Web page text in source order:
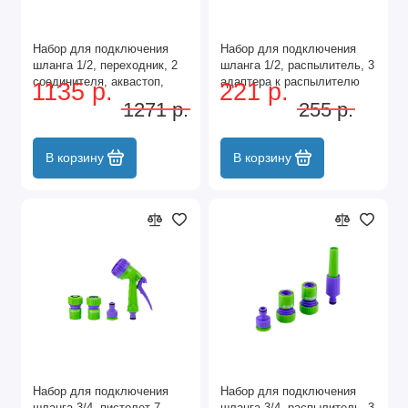
Набор для подключения
шланга 1/2, переходник, 2
соединителя, аквастоп,
латунный Palisad
1135 р.
1271 р.
В корзину
Набор для подключения
шланга 1/2, распылитель, 3
адаптера к распылителю
Palisad
221 р.
255 р.
В корзину
Набор для подключения
Набор для подключения